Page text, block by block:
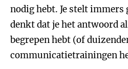
nodig hebt. Je stelt immers
denkt dat je het antwoord
begrepen hebt (of
communicatietrainingen